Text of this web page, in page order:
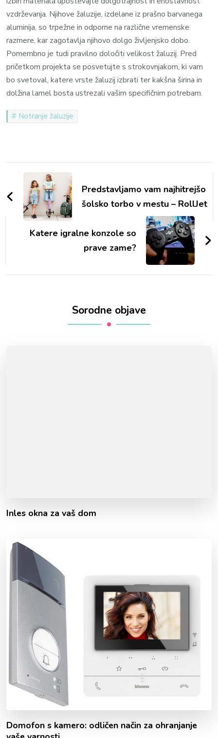
vzdrževanja. Njihove žaluzije, izdelane iz prašno barvanega
aluminija, so trpežne in odporne na različne vremenske
razmere, kar zagotavlja njihovo dolgo življenjsko dobo.
Pomembno je tudi pravilno določiti velikost žaluzij. Pred
pričetkom projekta se posvetujte s strokovnjakom, ki vam
bo svetoval, katere vrste žaluzij izbrati ter kakšna širina in
dolžina lamel bosta ustrezali vašim specifičnim potrebam.
Notranje žaluzije
Navigacija
objav
Predstavljamo vam najhitrejšo
šolsko torbo v mestu – RollJet
Katere igralne konzole so
prave zame?
Sorodne objave
Inles okna za vaš dom
Domofon s kamero: odličen način za ohranjanje